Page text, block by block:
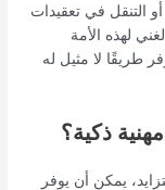
التنقل في تعقيدات
لهذه الأمة
طريقًا لا مثيل له
ذكية؟
يمكن أن يوفر